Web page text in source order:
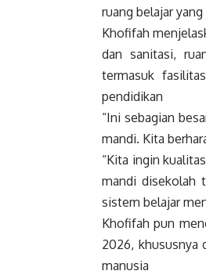
ruang belajar
Khofifah
dan sanitasi,
termasuk
pendidikan
“Ini sebagian
mandi. Kita
“Kita ingin
mandi disekolah
sistem belajar
Khofifah pun
2026, khususnya
manusia